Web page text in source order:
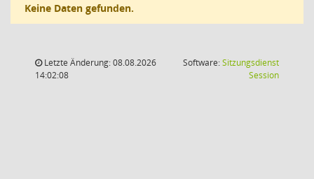
Keine Daten gefunden.
Letzte Änderung: 08.08.2026
14:02:08
Software:Sitzungsdienst
Session(Wird in